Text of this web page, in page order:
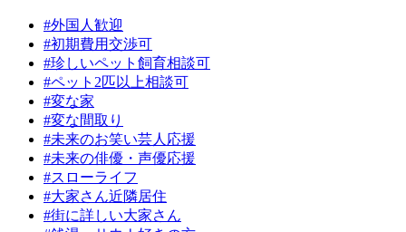
#外国人歓迎
#初期費用交渉可
#珍しいペット飼育相談可
#ペット2匹以上相談可
#変な家
#変な間取り
#未来のお笑い芸人応援
#未来の俳優・声優応援
#スローライフ
#大家さん近隣居住
#街に詳しい大家さん